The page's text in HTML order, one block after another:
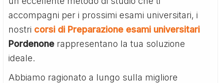
accompagni per i prossimi esami universitari, i
nostri corsi di Preparazione esami universitari
Pordenone rappresentano la tua soluzione
ideale.
Abbiamo ragionato a lungo sulla migliore